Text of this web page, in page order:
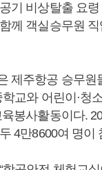
기 비상탈출 요
께 객실승무원
제주항공 승무원
교와 어린이·청
봉사활동이다.
4만8600여 명이